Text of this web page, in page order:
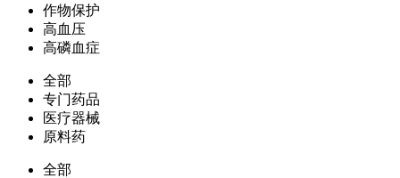
作物保护
高血压
高磷血症
全部
专门药品
医疗器械
原料药
全部